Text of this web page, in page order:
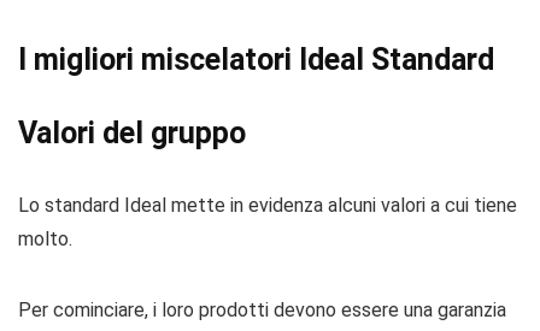
I migliori miscelatori Ideal Standard
Valori del gruppo
Lo standard Ideal mette in evidenza alcuni valori a cui tiene
molto.
Per cominciare, i loro prodotti devono essere una garanzia